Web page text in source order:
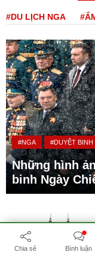
#DU LỊCH NGA
#NGA #DUYỆT BINH
Những hình
binh Ngày
Chia sẻ Bình luận